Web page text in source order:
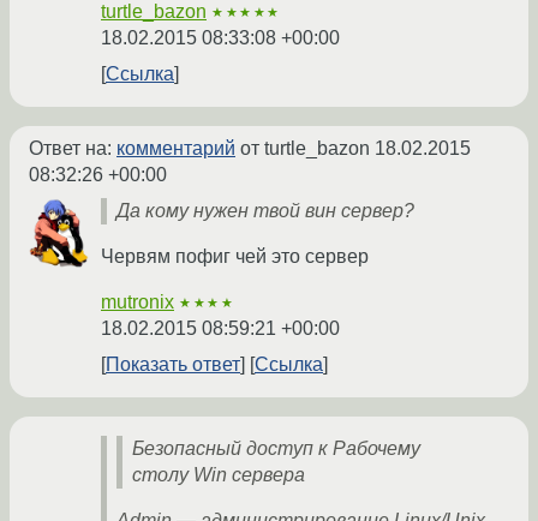
turtle_bazon ★★★★★
18.02.2015 08:33:08 +00:00
Ссылка
Ответ на: комментарий от turtle_bazon 18.02.2015
08:32:26 +00:00
Да кому нужен твой вин сервер?
Червям пофиг чей это сервер
mutronix ★★★★
18.02.2015 08:59:21 +00:00
Показать ответ
Ссылка
Безопасный доступ к Рабочему
столу Win сервера